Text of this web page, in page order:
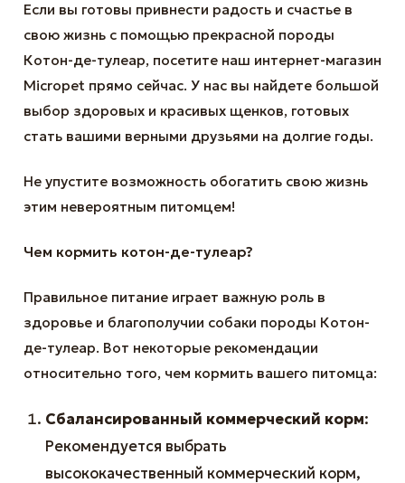
Если вы готовы привнести радость и счастье в
свою жизнь с помощью прекрасной породы
Котон-де-тулеар, посетите наш интернет-магазин
Micropet прямо сейчас. У нас вы найдете большой
выбор здоровых и красивых щенков, готовых
стать вашими верными друзьями на долгие годы.
Не упустите возможность обогатить свою жизнь
этим невероятным питомцем!
Чем кормить котон-де-тулеар?
Правильное питание играет важную роль в
здоровье и благополучии собаки породы Котон-
де-тулеар. Вот некоторые рекомендации
относительно того, чем кормить вашего питомца:
Сбалансированный коммерческий корм:
Рекомендуется выбрать
высококачественный коммерческий корм,